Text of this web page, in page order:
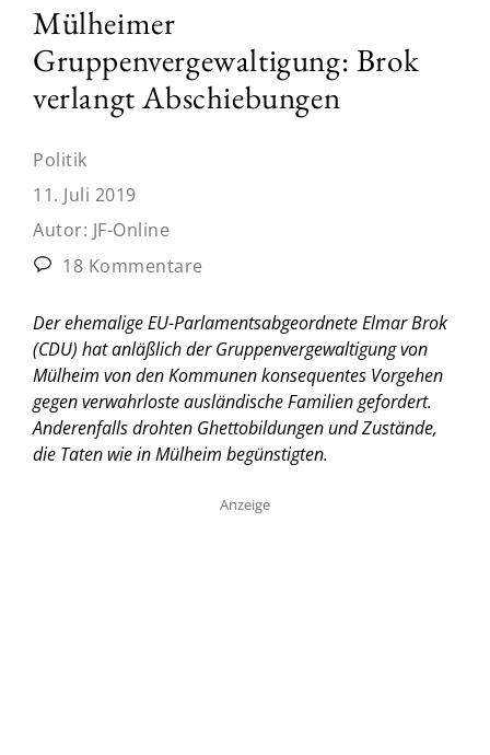
Mülheimer
Gruppenvergewaltigung: Brok
verlangt Abschiebungen
Politik
11. Juli 2019
Autor: JF-Online
18 Kommentare
Der ehemalige EU-Parlamentsabgeordnete Elmar Brok
(CDU) hat anläßlich der Gruppenvergewaltigung von
Mülheim von den Kommunen konsequentes Vorgehen
gegen verwahrloste ausländische Familien gefordert.
Anderenfalls drohten Ghettobildungen und Zustände,
die Taten wie in Mülheim begünstigten.
Anzeige